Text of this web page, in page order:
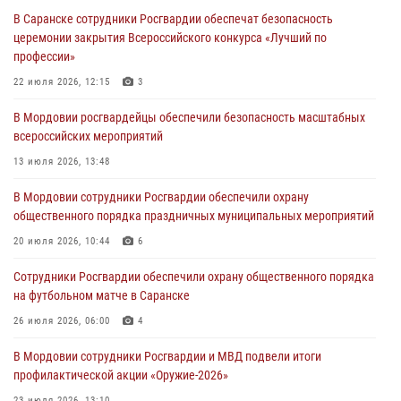
Помощь из Мордовии защитникам Отечества: центр лицензионно-
разрешительной работы передал очередную партию вооружения в
зону СВО
04 августа 2026, 11:13
Сотрудники Росгвардии Мордовии стали призерами
республиканских соревнований по служебному шестиборью
04 августа 2026, 08:27
В Саранске росгвардейцы пресекли нарушение правопорядка:
«отдых» на лавочке закончился в отделе полиции
04 августа 2026, 07:06
В Саранске сотрудники Росгвардии задержали гражданина за
нанесение побоев
03 августа 2026, 08:58
В Саранске сотрудники Росгвардии обеспечат безопасность
церемонии закрытия Всероссийского конкурса «Лучший по
профессии»
22 июля 2026, 12:15 3
В Мордовии росгвардейцы обеспечили безопасность масштабных
всероссийских мероприятий
13 июля 2026, 13:48
В Мордовии сотрудники Росгвардии обеспечили охрану
общественного порядка праздничных муниципальных мероприятий
20 июля 2026, 10:44 6
Сотрудники Росгвардии обеспечили охрану общественного порядка
на футбольном матче в Саранске
26 июля 2026, 06:00 4
В Мордовии сотрудники Росгвардии и МВД подвели итоги
профилактической акции «Оружие‑2026»